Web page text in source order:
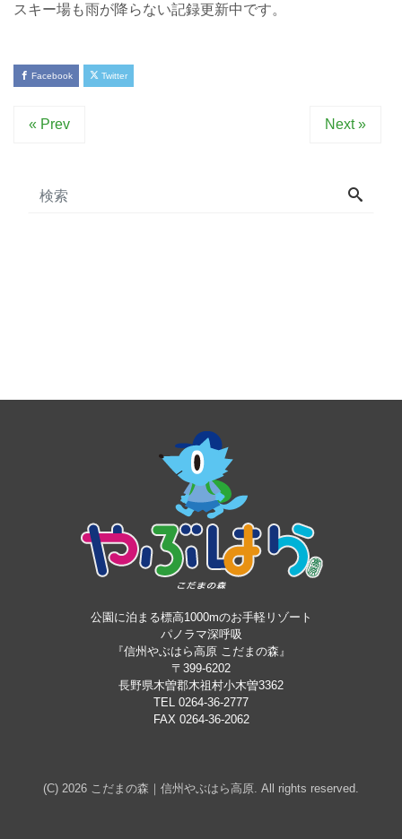
スキー場も雨が降らない記録更新中です。
Facebook Twitter
« Prev Next »
公園に泊まる標高1000mのお手軽リゾート
パノラマ深呼吸
『信州やぶはら高原 こだまの森』
〒399-6202
長野県木曽郡木祖村小木曽3362
TEL 0264-36-2777
FAX 0264-36-2062
(C) 2026 こだまの森｜信州やぶはら高原 . All rights reserved.